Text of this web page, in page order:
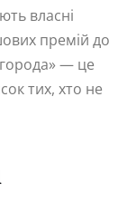
власні
премій до
— це
тих, хто не